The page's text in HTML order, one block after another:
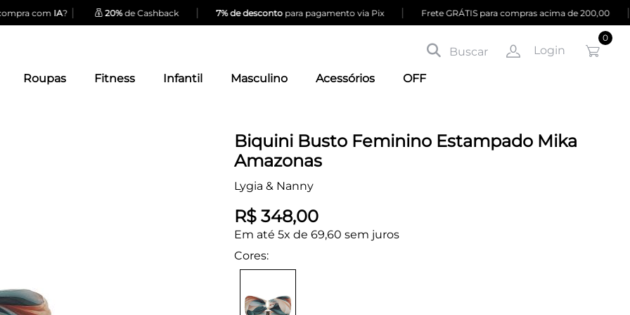
comIA? | 20%de Cashback 7% de descontopara pagamento via Pix Frete GRÁTIS para compras acima de 200,00
Buscar Login
0
Roupas Fitness Infantil Masculino Acessórios OFF
Biquini Busto Feminino Estampado Mika
Amazonas
Lygia & Nanny
R$ 348,00
Em até 5x de 69,60 sem juros
Cores: